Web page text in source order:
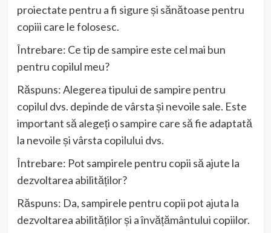
proiectate pentru a fi sigure și sănătoase pentru
copiii care le folosesc.
Întrebare: Ce tip de sampire este cel mai bun
pentru copilul meu?
Răspuns: Alegerea tipului de sampire pentru
copilul dvs. depinde de vârsta și nevoile sale. Este
important să alegeți o sampire care să fie adaptată
la nevoile și vârsta copilului dvs.
Întrebare: Pot sampirele pentru copii să ajute la
dezvoltarea abilităților?
Răspuns: Da, sampirele pentru copii pot ajuta la
dezvoltarea abilităților și a învățământului copiilor.